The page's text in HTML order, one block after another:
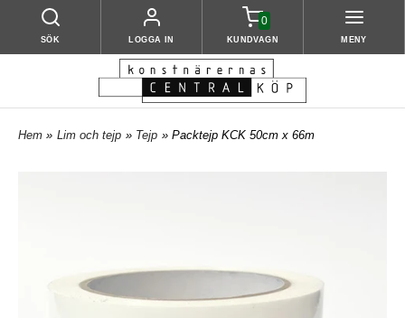
SÖK LOGGA IN
0
KUNDVAGN MENY
Hem » Lim och tejp » Tejp » Packtejp KCK 50cm x 66m